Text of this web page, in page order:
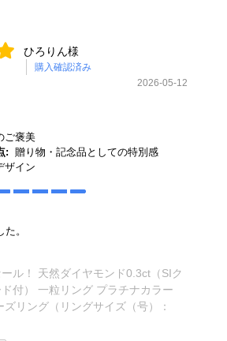
ひろりん様
購入確認済み
2026-05-12
ご褒美
: 贈り物・記念品としての特別感
ザイン
。
ル！ 天然ダイヤモンド0.3ct（SIク
付） 一粒リング プラチナカラー
リング（リングサイズ（号）：